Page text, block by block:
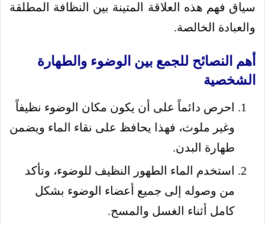
سياق فهم هذه العلاقة المتينة بين النظافة المطلقة
والعبادة الخالصة.
أهم النصائح للجمع بين الوضوء والطهارة
الشخصية
احرص دائماً على أن يكون مكان الوضوء نظيفاً
وغير ملوث، فهذا يحافظ على نقاء الماء ويضمن
طهارة البدن.
استخدم الماء الطهور النظيف للوضوء، وتأكد
من وصوله إلى جميع أعضاء الوضوء بشكل
كامل أثناء الغسل والمسح.